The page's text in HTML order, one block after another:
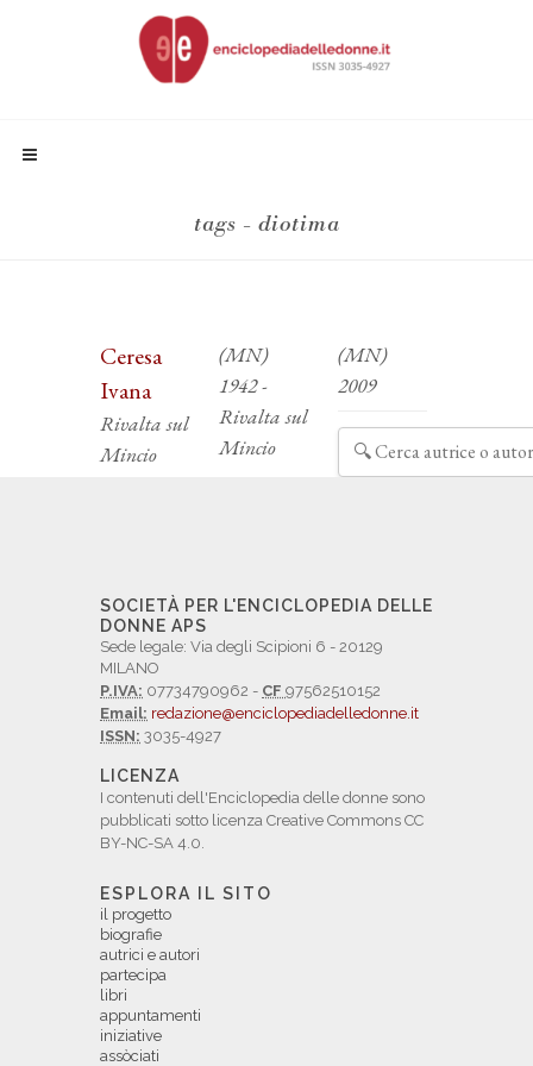
tags - diotima
Ceresa
Ivana
Rivalta sul
Mincio
(MN)
1942 -
Rivalta sul
Mincio
(MN)
2009
SOCIETÀ PER L'ENCICLOPEDIA DELLE
DONNE APS
Sede legale: Via degli Scipioni 6 - 20129
MILANO
P.IVA: 07734790962 - CF 97562510152
Email: redazione@enciclopediadelledonne.it
ISSN: 3035-4927
LICENZA
I contenuti dell'Enciclopedia delle donne sono
pubblicati sotto licenza Creative Commons CC
BY-NC-SA 4.0.
ESPLORA IL SITO
il progetto
biografie
autrici e autori
partecipa
libri
appuntamenti
iniziative
assòciati